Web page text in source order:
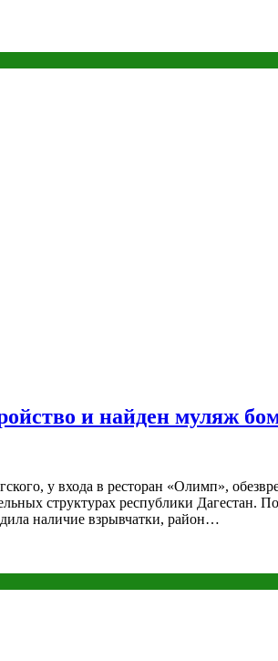
и найден муляж
у входа в ресторан «Олимп»,
структурах республики
наличие взрывчатки, район…